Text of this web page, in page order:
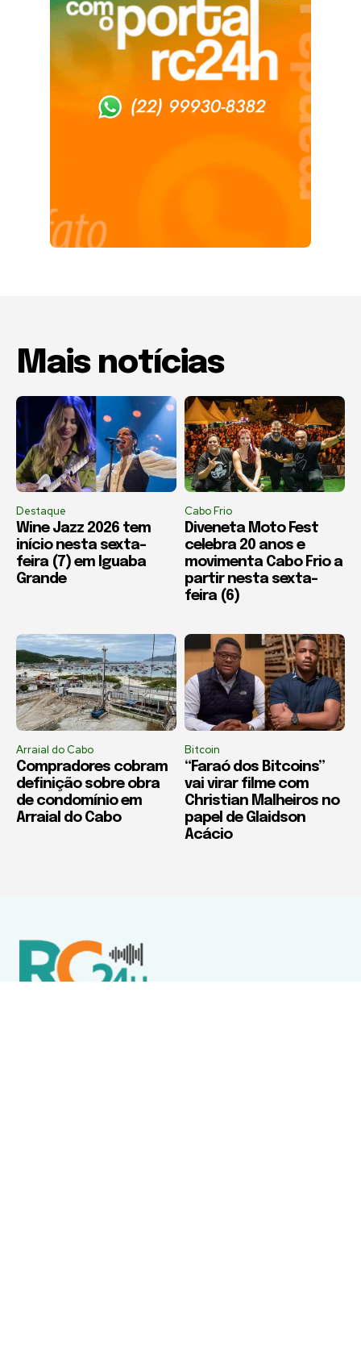
Mais notícias
Destaque
Wine Jazz 2026 tem
início nesta sexta-
feira (7) em Iguaba
Grande
Cabo Frio
Diveneta Moto Fest
celebra 20 anos e
movimenta Cabo Frio a
partir nesta sexta-
feira (6)
Arraial do Cabo
Compradores cobram
definição sobre obra
de condomínio em
Arraial do Cabo
Bitcoin
“Faraó dos Bitcoins”
vai virar filme com
Christian Malheiros no
papel de Glaidson
Acácio